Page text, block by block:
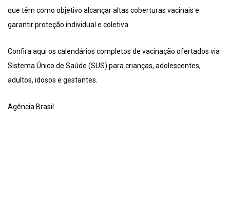
que têm como objetivo alcançar altas coberturas vacinais e
garantir proteção individual e coletiva.
Confira aqui os calendários completos de vacinação ofertados via
Sistema Único de Saúde (SUS) para crianças, adolescentes,
adultos, idosos e gestantes.
Agência Brasil